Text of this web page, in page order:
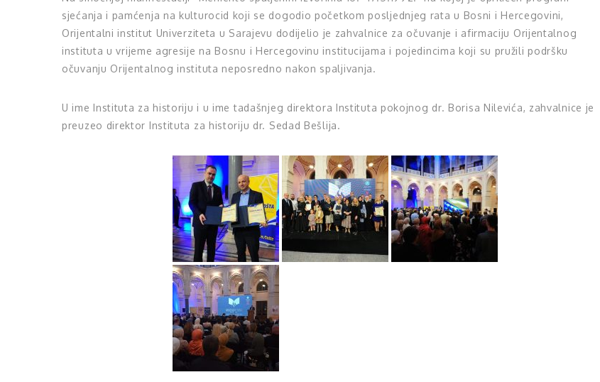
sjećanja i pamćenja na kulturocid koji se dogodio početkom posljednjeg rata u Bosni i Hercegovini,
Orijentalni institut Univerziteta u Sarajevu dodijelio je zahvalnice za očuvanje i afirmaciju Orijentalnog
instituta u vrijeme agresije na Bosnu i Hercegovinu institucijama i pojedincima koji su pružili podršku
očuvanju Orijentalnog instituta neposredno nakon spaljivanja.
U ime Instituta za historiju i u ime tadašnjeg direktora Instituta pokojnog dr. Borisa Nilevića, zahvalnice je
preuzeo direktor Instituta za historiju dr. Sedad Bešlija.